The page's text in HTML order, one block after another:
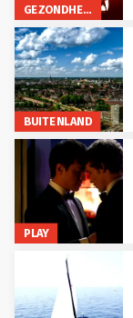
BUITENLAND
PLAY